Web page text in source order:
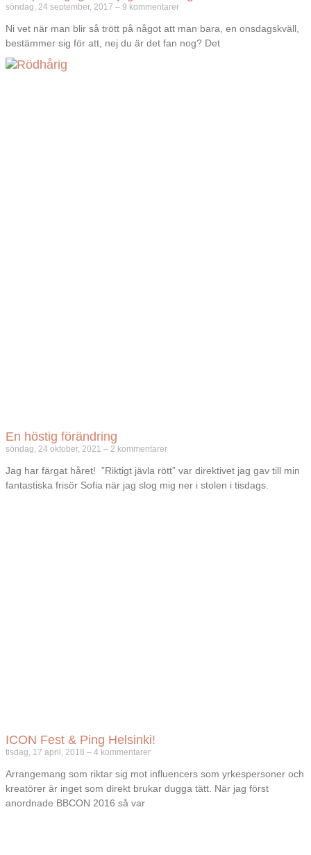
söndag, 24 september, 2017 9 kommentarer
Ni vet när man blir så trött på något att man bara, en onsdagskväll,
bestämmer sig för att, nej du är det fan nog? Det
En höstig förändring
söndag, 24 oktober, 2021 2 kommentarer
Jag har färgat håret! ”Riktigt jävla rött” var direktivet jag gav till min
fantastiska frisör Sofia när jag slog mig ner i stolen i tisdags.
ICON Fest & Ping Helsinki!
tisdag, 17 april, 2018 4 kommentarer
Arrangemang som riktar sig mot influencers som yrkespersoner och
kreatörer är inget som direkt brukar dugga tätt. När jag först
anordnade BBCON 2016 så var